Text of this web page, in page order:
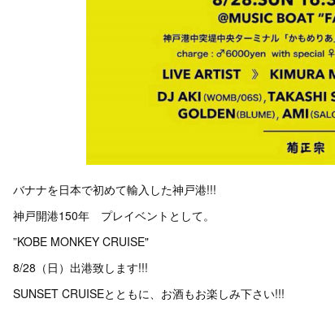
バナナを日本で初めて輸入した神戸港!!!
神戸開港150年 プレイベントとして。
”KOBE MONKEY CRUISE"
8/28（日）出港致します!!!
SUNSET CRUISEとともに、お酒もお楽しみ下さい!!!